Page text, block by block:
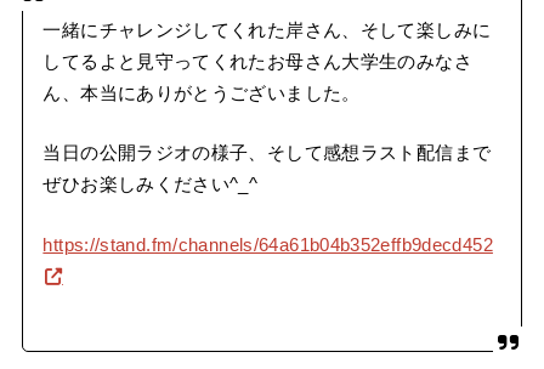
一緒にチャレンジしてくれた岸さん、そして楽しみに
してるよと見守ってくれたお母さん大学生のみなさ
ん、本当にありがとうございました。
当日の公開ラジオの様子、そして感想ラスト配信まで
ぜひお楽しみください^_^
https://stand.fm/channels/64a61b04b352effb9decd452